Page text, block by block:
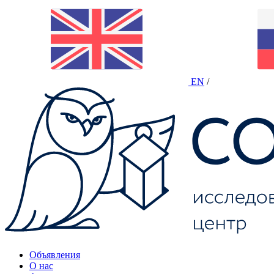
EN /
Объявления
О нас